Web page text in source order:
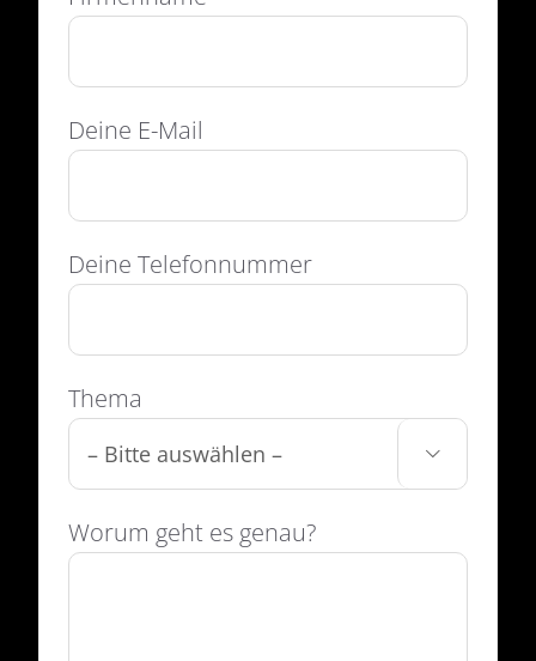
Deine E-Mail
Deine Telefonnummer
Thema

Worum geht es genau?